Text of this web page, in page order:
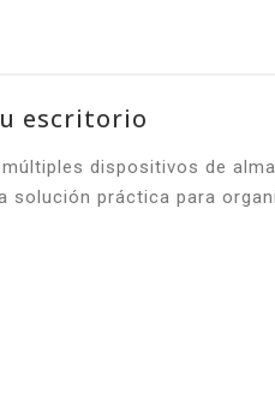
escritorio
dispositivos de
solución práctica para